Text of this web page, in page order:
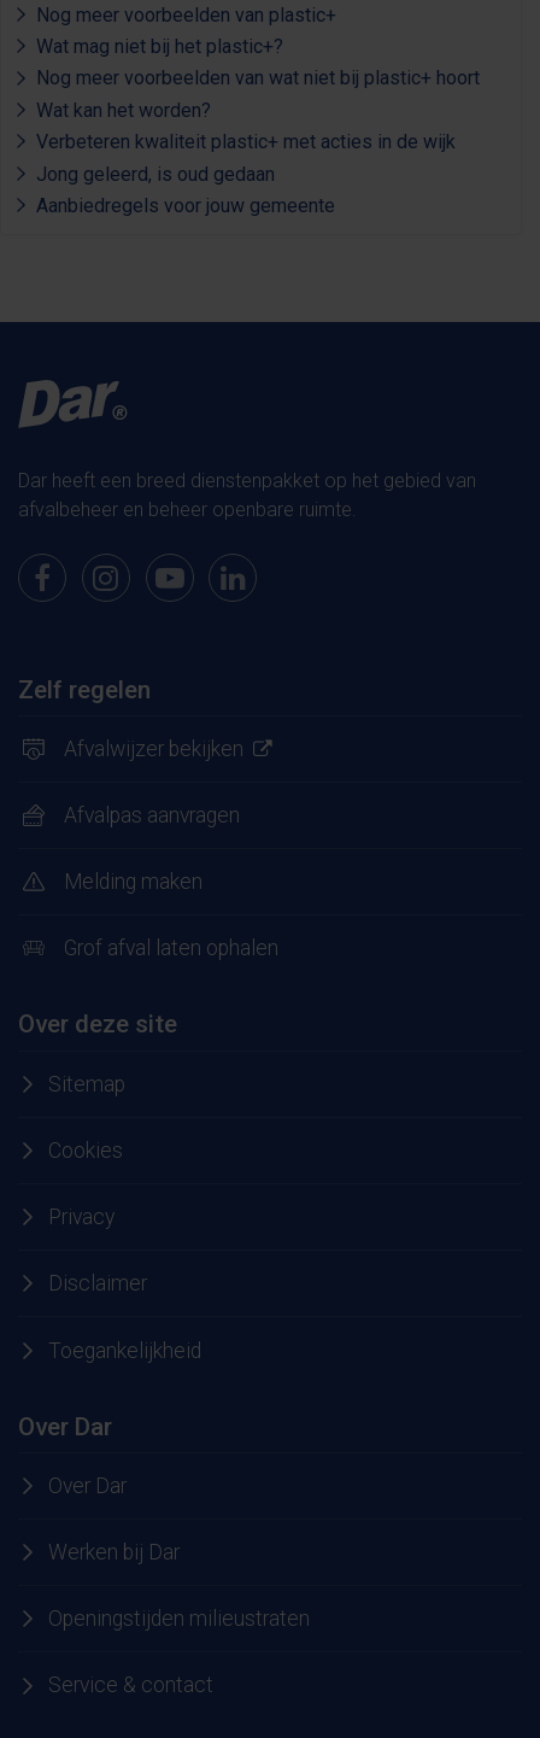
Nog meer voorbeelden van plastic+
Wat mag niet bij het plastic+?
Nog meer voorbeelden van wat niet bij plastic+ hoort
Wat kan het worden?
Verbeteren kwaliteit plastic+ met acties in de wijk
Jong geleerd, is oud gedaan
Aanbiedregels voor jouw gemeente
Dar heeft een breed dienstenpakket op het gebied van
afvalbeheer en beheer openbare ruimte.
Bekijk onze pagina op Facebook
Bekijk onze pagina op Instagram
Bekijk onze pagina op Youtube
Bekijk onze pagina op LinkedIn
Zelf regelen
Afvalwijzer bekijken
Afvalpas aanvragen
Melding maken
Grof afval laten ophalen
Over deze site
Sitemap
Cookies
Privacy
Disclaimer
Toegankelijkheid
Over Dar
Over Dar
Werken bij Dar
Openingstijden milieustraten
Service & contact